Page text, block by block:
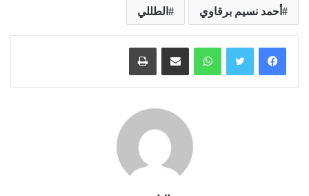
أحمد نسيم برقاوي الطللي
واتساب مشاركة عبر البريد طباعة